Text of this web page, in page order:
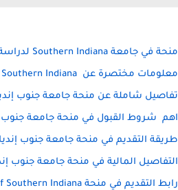
منحة في جامعة Southern Indiana لدراسة البكالوريوس 2022
معلومات مختصرة عن University of Southern Indiana
تفاصيل شاملة عن منحة جامعة جنوب إنديانا
اهم شروط القبول في منحة جامعة جنوب
طريقة التقديم في منحة جامعة جنوب إنديانا
التفاصيل المالية في منحة جامعة جنوب إنديانا
رابط التقديم في منحة University of Southern Indiana